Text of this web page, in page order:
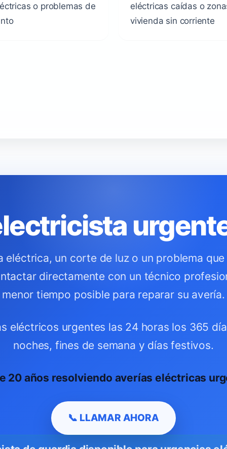
o problemas de
eléctricas caídas o
vivienda sin corriente
eléctrica, un corte de luz o un problema
directamente con un técnico
menor tiempo posible para reparar su avería.
eléctricos urgentes las 24 horas los 365
noches, fines de semana y días festivos.
20 años resolviendo averías eléctricas
📞 LLAMAR AHORA